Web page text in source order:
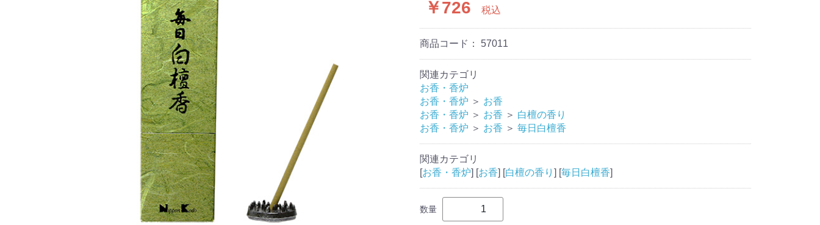
￥726 税込
商品コード： 57011
関連カテゴリ
お香・香炉
お香・香炉 ＞ お香
お香・香炉 ＞ お香 ＞ 白檀の香り
お香・香炉 ＞ お香 ＞ 毎日白檀香
関連カテゴリ
[お香・香炉] [お香] [白檀の香り ] [毎日白檀香]
数量